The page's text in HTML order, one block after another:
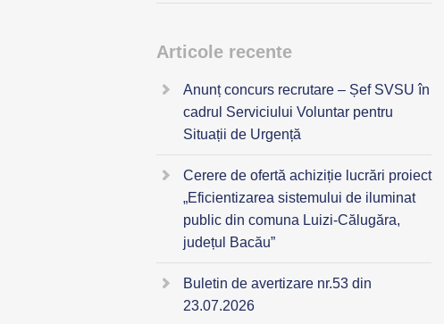
Articole recente
Anunț concurs recrutare – Șef SVSU în
cadrul Serviciului Voluntar pentru
Situații de Urgență
Cerere de ofertă achiziție lucrări proiect
„Eficientizarea sistemului de iluminat
public din comuna Luizi-Călugăra,
județul Bacău”
Buletin de avertizare nr.53 din
23.07.2026